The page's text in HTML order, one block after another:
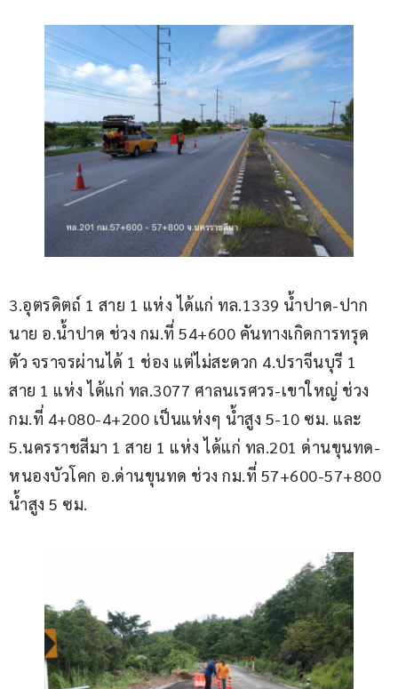
3.อุตรดิตถ์ 1 สาย 1 แห่ง ได้แก่ ทล.1339 น้ำปาด-ปาก
นาย อ.น้ำปาด ช่วง กม.ที่ 54+600 คันทางเกิดการทรุด
ตัว จราจรผ่านได้ 1 ช่อง แต่ไม่สะดวก 4.ปราจีนบุรี 1
สาย 1 แห่ง ได้แก่ ทล.3077 ศาลนเรศวร-เขาใหญ่ ช่วง
กม.ที่ 4+080-4+200 เป็นแห่งๆ น้ำสูง 5-10 ซม. และ
5.นครราชสีมา 1 สาย 1 แห่ง ได้แก่ ทล.201 ด่านขุนทด-
หนองบัวโคก อ.ด่านขุนทด ช่วง กม.ที่ 57+600-57+800
น้ำสูง 5 ซม.